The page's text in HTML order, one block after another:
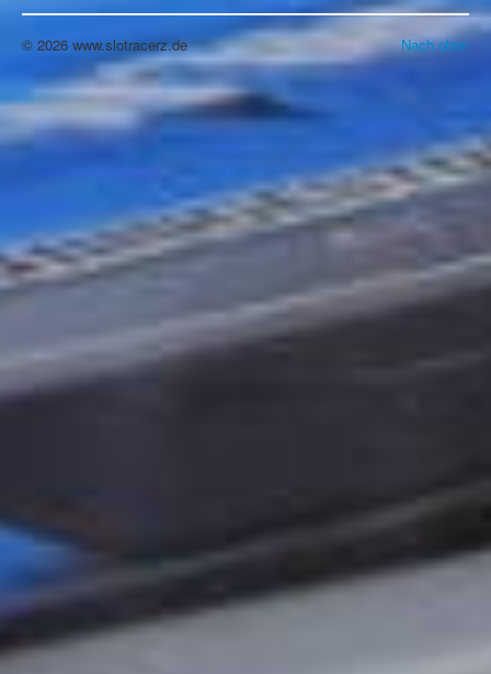
Nach oben
© 2026 www.slotracerz.de